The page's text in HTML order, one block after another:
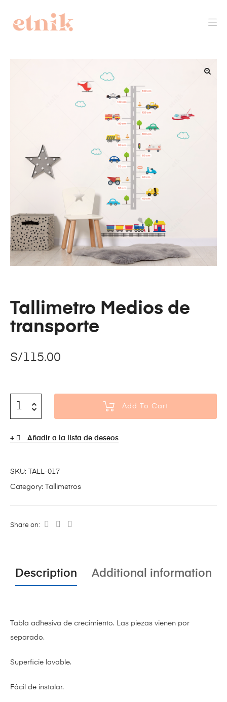
Tallimetro Medios de
transporte
S/115.00
Add To Cart
Añadir a la lista de deseos
SKU: TALL-017
Category: Tallimetros
Share on:
Description Additional information
Tabla adhesiva de crecimiento. Las piezas vienen por
separado.
Superficie lavable.
Fácil de instalar.